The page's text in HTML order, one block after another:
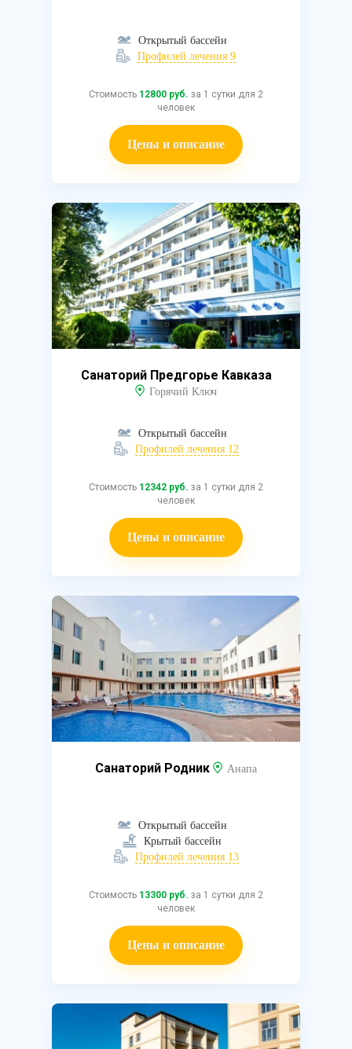
Открытый бассейн
Профилей лечения 9
Стоимость 12800 руб. за 1 сутки для 2
человек
Цены и описание
Санаторий Предгорье Кавказа
Горячий Ключ
Открытый бассейн
Профилей лечения 12
Стоимость 12342 руб. за 1 сутки для 2
человек
Цены и описание
Санаторий Родник Анапа
Открытый бассейн
Крытый бассейн
Профилей лечения 13
Стоимость 13300 руб. за 1 сутки для 2
человек
Цены и описание